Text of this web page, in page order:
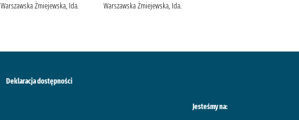
Warszawska Żmiejewska, Ida.
Warszawska Żmiejewska, Ida.
Deklaracja dostępności
Jesteśmy na: